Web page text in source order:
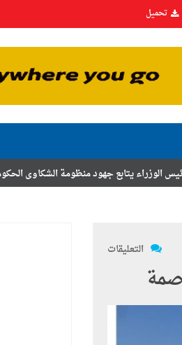
تحميل
منظومة الشكاوى الحكومية خلال يوليو الماضي
التعليقات